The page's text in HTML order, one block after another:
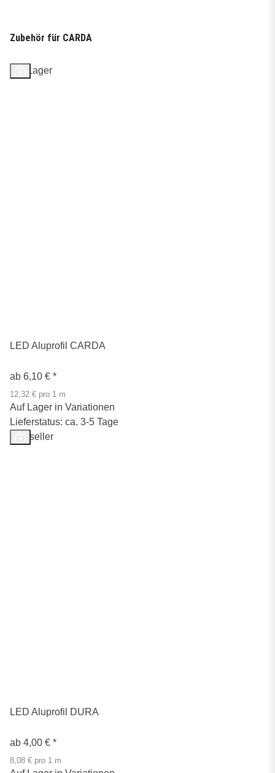
Zubehör für CARDA
Auf Lager
LED Aluprofil CARDA
ab 6,10 € *
12,32 € pro 1 m
Auf Lager in Variationen
Lieferstatus: ca. 3-5 Tage
Bestseller
LED Aluprofil DURA
ab 4,00 € *
8,08 € pro 1 m